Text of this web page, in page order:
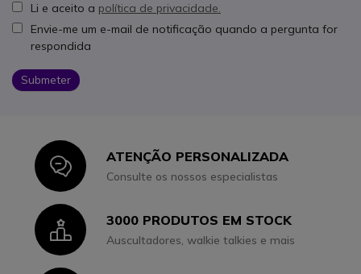
Li e aceito a política de privacidade.
Envie-me um e-mail de notificação quando a pergunta for
respondida
Submeter
IconATENÇÃO PERSONALIZADA
Consulte os nossos especialistas
Icon3000 PRODUTOS EM STOCK
Auscultadores, walkie talkies e mais